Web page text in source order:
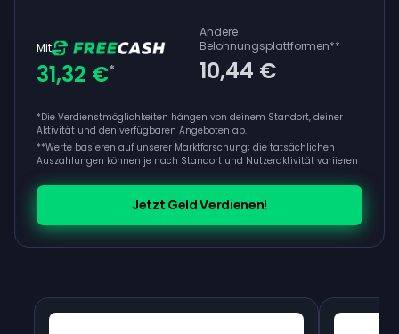
Mit
31,32 €*
Andere
Belohnungsplattformen**
10,44 €
*Die Verdienstmöglichkeiten hängen von deinem Standort, deiner
Aktivität und den verfügbaren Angeboten ab.
**Werte basieren auf unserer Marktforschung; die tatsächlichen
Auszahlungen können je nach Standort und Nutzeraktivität variieren
Jetzt Geld Verdienen!